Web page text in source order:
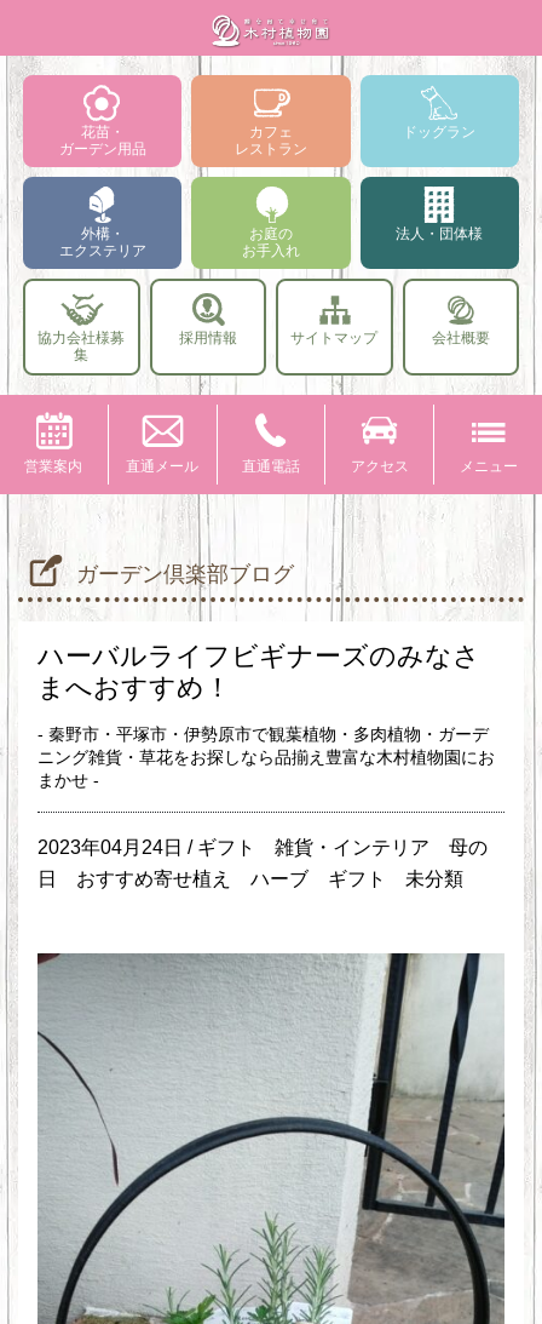
花苗・
ガーデン用品
カフェ
レストラン
ドッグラン
外構・
エクステリア
お庭の
お手入れ
法人・団体様
協力会社様募
集
採用情報 サイトマップ 会社概要
営業案内 直通メール 直通電話 アクセス メニュー
ガーデン倶楽部ブログ
ハーバルライフビギナーズのみなさ
まへおすすめ！
- 秦野市・平塚市・伊勢原市で観葉植物・多肉植物・ガーデ
ニング雑貨・草花をお探しなら品揃え豊富な木村植物園にお
まかせ -
2023年04月24日 / ギフト 雑貨・インテリア
母の
日
おすすめ寄せ植え ハーブ ギフト 未分類